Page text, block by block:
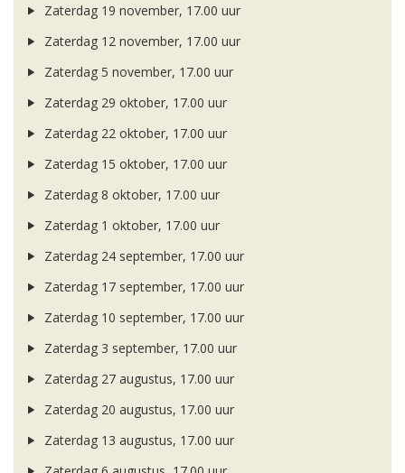
Zaterdag 19 november, 17.00 uur
Zaterdag 12 november, 17.00 uur
Zaterdag 5 november, 17.00 uur
Zaterdag 29 oktober, 17.00 uur
Zaterdag 22 oktober, 17.00 uur
Zaterdag 15 oktober, 17.00 uur
Zaterdag 8 oktober, 17.00 uur
Zaterdag 1 oktober, 17.00 uur
Zaterdag 24 september, 17.00 uur
Zaterdag 17 september, 17.00 uur
Zaterdag 10 september, 17.00 uur
Zaterdag 3 september, 17.00 uur
Zaterdag 27 augustus, 17.00 uur
Zaterdag 20 augustus, 17.00 uur
Zaterdag 13 augustus, 17.00 uur